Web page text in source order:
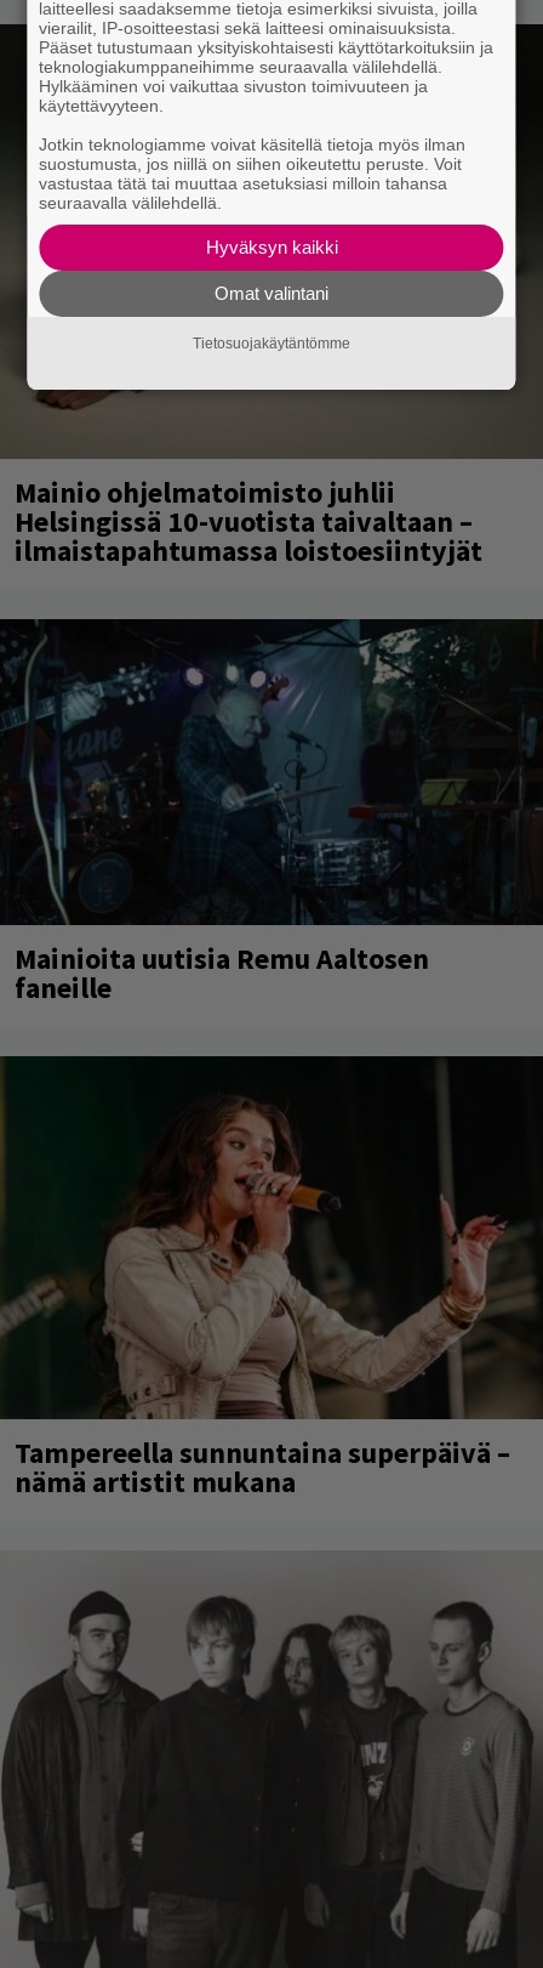
Mainio ohjelmatoimisto juhlii
Helsingissä 10-vuotista taivaltaan –
ilmaistapahtumassa loistoesiintyjät
Mainioita uutisia Remu Aaltosen
faneille
Tampereella sunnuntaina superpäivä –
nämä artistit mukana
laitteellesi saadaksemme tietoja esimerkiksi sivuista, joilla
vierailit, IP-osoitteestasi sekä laitteesi ominaisuuksista.
Pääset tutustumaan yksityiskohtaisesti käyttötarkoituksiin ja
teknologiakumppaneihimme seuraavalla välilehdellä.
Hylkääminen voi vaikuttaa sivuston toimivuuteen ja
käytettävyyteen.
Jotkin teknologiamme voivat käsitellä tietoja myös ilman
suostumusta, jos niillä on siihen oikeutettu peruste. Voit
vastustaa tätä tai muuttaa asetuksiasi milloin tahansa
seuraavalla välilehdellä.
Hyväksyn kaikki
Omat valintani
Tietosuojakäytäntömme